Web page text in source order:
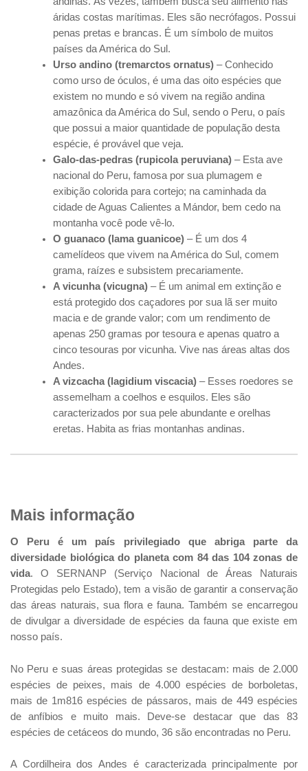
áridas costas marítimas. Eles são necrófagos. Possui
penas pretas e brancas. É um símbolo de muitos
países da América do Sul.
Urso andino (tremarctos ornatus) – Conhecido
como urso de óculos, é uma das oito espécies que
existem no mundo e só vivem na região andina
amazônica da América do Sul, sendo o Peru, o país
que possui a maior quantidade de população desta
espécie, é provável que veja.
Galo-das-pedras (rupicola peruviana) – Esta ave
nacional do Peru, famosa por sua plumagem e
exibição colorida para cortejo; na caminhada da
cidade de Aguas Calientes a Mándor, bem cedo na
montanha você pode vê-lo.
O guanaco (lama guanicoe) – É um dos 4
camelídeos que vivem na América do Sul, comem
grama, raízes e subsistem precariamente.
A vicunha (vicugna) – É um animal em extinção e
está protegido dos caçadores por sua lã ser muito
macia e de grande valor; com um rendimento de
apenas 250 gramas por tesoura e apenas quatro a
cinco tesouras por vicunha. Vive nas áreas altas dos
Andes.
A vizcacha (lagidium viscacia) – Esses roedores se
assemelham a coelhos e esquilos. Eles são
caracterizados por sua pele abundante e orelhas
eretas. Habita as frias montanhas andinas.
Mais informação
O Peru é um país privilegiado que abriga parte da
diversidade biológica do planeta com 84 das 104 zonas de
vida. O SERNANP (Serviço Nacional de Áreas Naturais
Protegidas pelo Estado), tem a visão de garantir a conservação
das áreas naturais, sua flora e fauna. Também se encarregou
de divulgar a diversidade de espécies da fauna que existe em
nosso país.
No Peru e suas áreas protegidas se destacam: mais de 2.000
espécies de peixes, mais de 4.000 espécies de borboletas,
mais de 1m816 espécies de pássaros, mais de 449 espécies
de anfíbios e muito mais. Deve-se destacar que das 83
espécies de cetáceos do mundo, 36 são encontradas no Peru.
A Cordilheira dos Andes é caracterizada principalmente por